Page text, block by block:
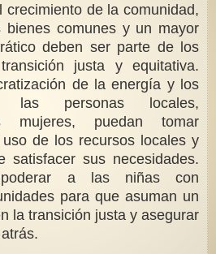
crecimiento de la comunidad,
bienes comunes y un mayor
deben ser parte de los
justa y equitativa.
de la energía y los
las personas locales,
mujeres, puedan tomar
de los recursos locales y
satisfacer sus necesidades.
a las niñas con
para que asuman un
la transición justa y asegurar